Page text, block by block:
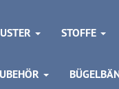
STOFFE